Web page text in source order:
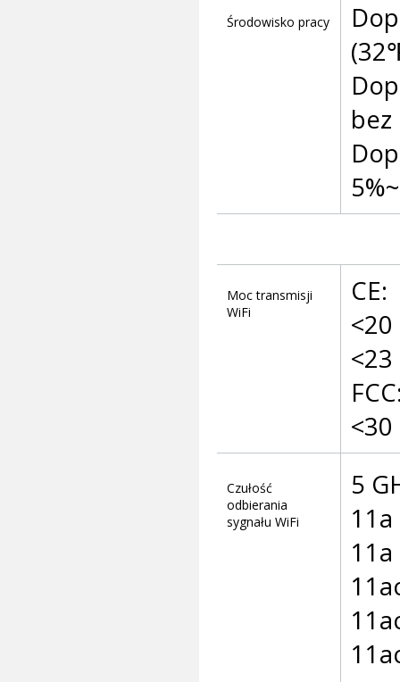
Środowisko pracy
Moc transmisji
WiFi
CE:
<20
<23
<30
Czułość
odbierania
sygnału WiFi
5